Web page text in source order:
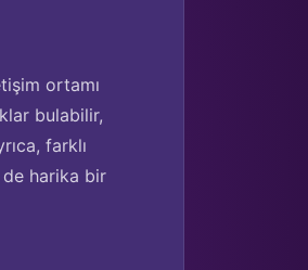
ortamı
bulabilir,
farklı
harika bir